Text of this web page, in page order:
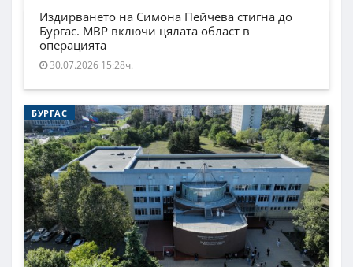
Издирването на Симона Пейчева стигна до
Бургас. МВР включи цялата област в
операцията
30.07.2026 15:28ч.
БУРГАС